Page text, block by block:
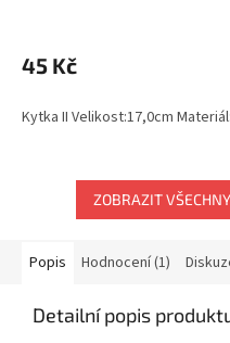
45 Kč
Kytka II Velikost:17,0cm
ZOBRAZIT
Popis Hodnocení (1)
Detailní popis